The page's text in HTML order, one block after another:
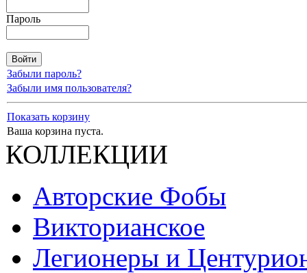
Пароль
Забыли пароль?
Забыли имя пользователя?
Показать корзину
Ваша корзина пуста.
КОЛЛЕКЦИИ
Авторские Фобы
Викторианское
Легионеры и